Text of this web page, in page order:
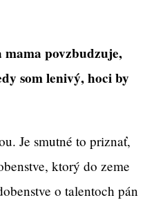
mama povzbudzuje,
som lenivý, hoci by
Je smutné to priznať,
ktorý do zeme
o talentoch pán